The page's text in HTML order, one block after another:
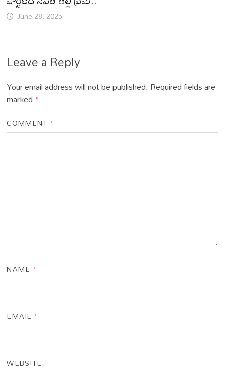
June 28, 2025
Leave a Reply
Your email address will not be published. Required fields are
marked*
COMMENT *
NAME *
EMAIL *
WEBSITE